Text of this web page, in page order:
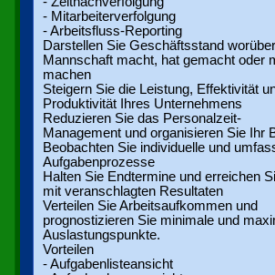
- Mitarbeiterverfolgung
- Arbeitsfluss-Reporting
Darstellen Sie Geschäftsstand
Mannschaft macht, hat gemacht oder
machen
Steigern Sie die Leistung, Effektivität
Produktivität Ihres Unternehmens
Reduzieren Sie das Personalzeit-
Management und organisieren Sie Ihr
Beobachten Sie individuelle und
Aufgabenprozesse
Halten Sie Endtermine und erreichen
mit veranschlagten Resultaten
Verteilen Sie Arbeitsaufkommen und
prognostizieren Sie minimale und
Auslastungspunkte.
Vorteilen
- Aufgabenlisteansicht